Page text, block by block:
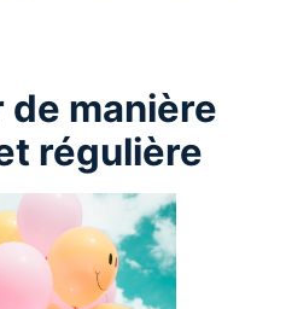
de manière
régulière